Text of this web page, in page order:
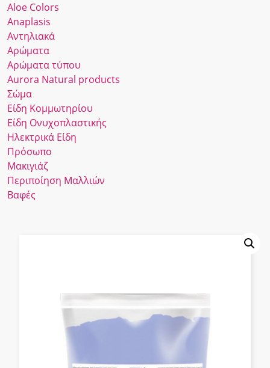
Αloe Colors
Anaplasis
Αντηλιακά
Αρώματα
Αρώματα τύπου
Αurora Νatural products
Σώμα
Είδη Κομμωτηρίου
Είδη Ονυχοπλαστικής
Ηλεκτρικά Είδη
Πρόσωπο
Μακιγιάζ
Περιποίηση Μαλλιών
Βαφές